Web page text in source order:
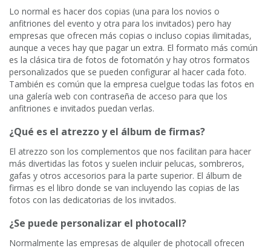
Lo normal es hacer dos copias (una para los novios o
anfitriones del evento y otra para los invitados) pero hay
empresas que ofrecen más copias o incluso copias ilimitadas,
aunque a veces hay que pagar un extra. El formato más común
es la clásica tira de fotos de fotomatón y hay otros formatos
personalizados que se pueden configurar al hacer cada foto.
También es común que la empresa cuelgue todas las fotos en
una galería web con contraseña de acceso para que los
anfitriones e invitados puedan verlas.
¿Qué es el atrezzo y el álbum de firmas?
El atrezzo son los complementos que nos facilitan para hacer
más divertidas las fotos y suelen incluir pelucas, sombreros,
gafas y otros accesorios para la parte superior. El álbum de
firmas es el libro donde se van incluyendo las copias de las
fotos con las dedicatorias de los invitados.
¿Se puede personalizar el photocall?
Normalmente las empresas de alquiler de photocall ofrecen